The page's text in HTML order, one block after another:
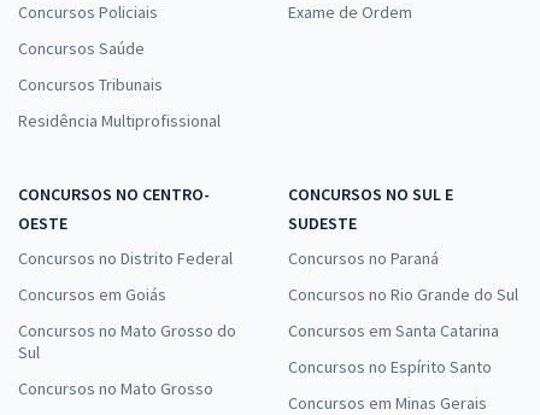
Concursos Policiais
Concursos Saúde
Concursos Tribunais
Residência Multiprofissional
Exame de Ordem
CONCURSOS NO CENTRO-
OESTE
Concursos no Distrito Federal
Concursos em Goiás
Concursos no Mato Grosso do
Sul
Concursos no Mato Grosso
CONCURSOS NO SUL E
SUDESTE
Concursos no Paraná
Concursos no Rio Grande do Sul
Concursos em Santa Catarina
Concursos no Espírito Santo
Concursos em Minas Gerais